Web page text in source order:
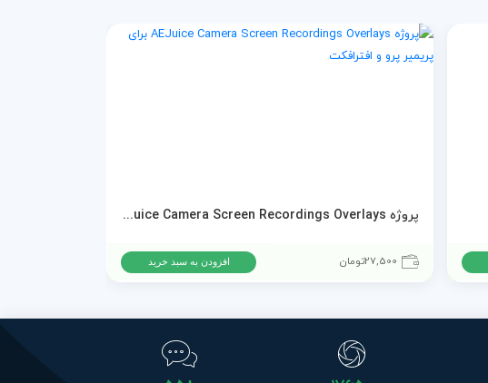
پروژه AEJuice Camera Screen Recordings Overlays برای پریمیر پرو و افترافکت
27,500تومان افزودن به سبد خرید